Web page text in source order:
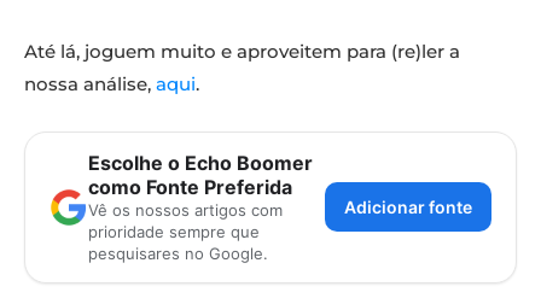
Até lá, joguem muito e aproveitem para (re)ler a
nossa análise, aqui.
Escolhe o Echo Boomer
como Fonte Preferida
Vê os nossos artigos com
prioridade sempre que
pesquisares no Google.
Adicionar fonte